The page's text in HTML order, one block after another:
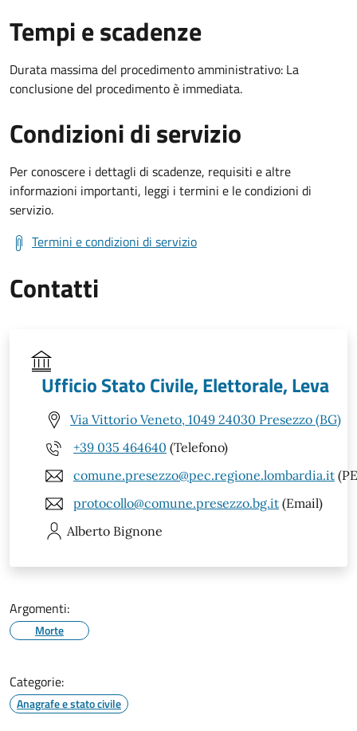
Tempi e scadenze
Durata massima del procedimento amministrativo: La
conclusione del procedimento è immediata.
Condizioni di servizio
Per conoscere i dettagli di scadenze, requisiti e altre
informazioni importanti, leggi i termini e le condizioni di
servizio.
Termini e condizioni di servizio
Contatti
Ufficio Stato Civile, Elettorale, Leva
Via Vittorio Veneto, 1049 24030 Presezzo (BG)
+39 035 464640 (Telefono)
comune.presezzo@pec.regione.lombardia.it
protocollo@comune.presezzo.bg.it (Email)
Alberto Bignone
Argomenti:
Morte
Categorie:
Anagrafe e stato civile